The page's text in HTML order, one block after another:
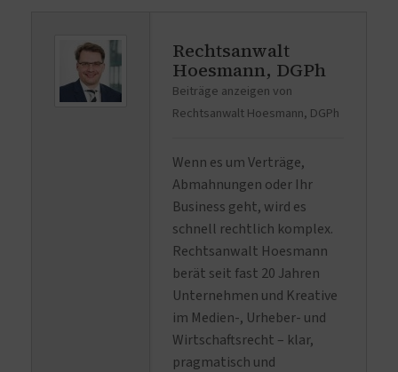
Rechtsanwalt
Hoesmann, DGPh
Beiträge anzeigen von
Rechtsanwalt Hoesmann, DGPh
Wenn es um Verträge,
Abmahnungen oder Ihr
Business geht, wird es
schnell rechtlich komplex.
Rechtsanwalt Hoesmann
berät seit fast 20 Jahren
Unternehmen und Kreative
im Medien-, Urheber- und
Wirtschaftsrecht – klar,
pragmatisch und